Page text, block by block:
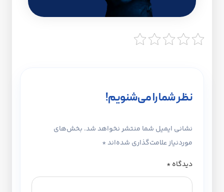
نظر شما را می‌شنویم!
نشانی ایمیل شما منتشر نخواهد شد. بخش‌های
موردنیاز علامت‌گذاری شده‌اند*
دیدگاه*